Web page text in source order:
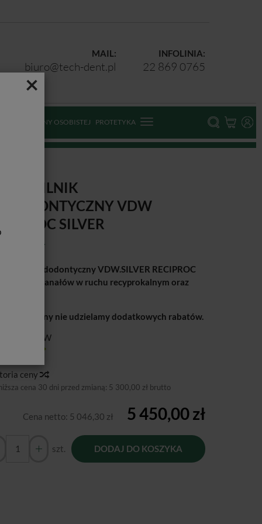
×
INFOLINIA:
22 869 0765
MAIL:
biuro@tech-dent.pl
OCHRONY OSOBISTEJ PROTETYKA
VDW
SILVER
endodontycznyVDW.SILVER RECIPROC
kanałów w ruchu recyprokalnym oraz
ceny nie udzielamy dodatkowych rabatów.
VDW
ceny
cena 30 dni przed zmianą: 5 300,00 zł brutto
Cena netto: 5 046,30 zł 5 450,00 zł
szt. DODAJ DO KOSZYKA